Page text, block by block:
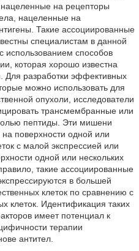
на рецепторы
нацеленные на
Такие ассоциированные
специалистам в данной
использованием способов
которая хорошо известна
Для разработки эффективных
можно использовать для
опухоли, исследователи
трансмембранные или
пептиды. Эти мишени
поверхности одной или
с малой экспрессией или
одной или нескольких
такие ассоциированные
в большей
клеток по сравнению с
клеток. Идентификация таких
имеет потенциал к
терапии
антител.